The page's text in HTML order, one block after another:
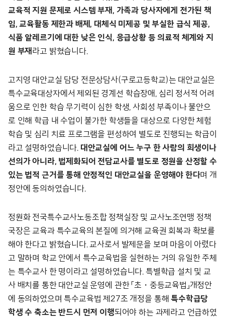
교육적 지원 문제로 시스템 부재, 가족과 당사자에게 전가된 책
임, 교육활동 제한과 배제, 대체식 미제공 및 부실한 급식 제공,
식품 알레르기에 대한 낮은 인식, 응급상황 등 의료적 체계와 지
원 부재 라고 밝혔습니다.
고지영 대안교실 담당 전문상담사(구로고등학교)는 대안교실은
특수교육대상자에서 제외된 경계선 학습장애, 심리 정서적 어려
움으로 인한 학습 무기력이 심한 학생, 사회성 부족이나 불안으
로 인해 학급 내 수업이 불가한 학생들을 대상으로 다양한 체험
학습 및 심리 치료 프로그램을 편성하여 별도로 진행되는 학급이
라고 설명하였습니다. 대안교실에 어느 누구 한 사람의 희생이나
선의가 아니라, 법제화되어 전담교사를 별도로 정원을 산정할 수
있는 법적 근거를 통해 안정적인 대안교실을 운영해야 한다며 개
정안에 동의하였습니다.
정원화 전국특수교사노동조합 정책실장 및 교사노조연맹 정책
국장은 교육과 특수교육의 본질에 의거해 교육권 회복과 확보를
해야 한다고 밝혔습니다. 교사로서 발제문을 보며 마음이 아렸다
고 말하며 학교 안에서 특수교육법을 실현하는 거의 유일한 주체
는 특수교사 한 명이라고 설명하였습니다. 특별학급 설치 및 교
사 배치를 통한 대안교실 운영에 관한 「초・중등교육법」개정안
에 동의하였으며 특수교육법 제27조 개정을 통해특수학급당
학생 수 축소는 반드시 먼저 이행되어야 하는 과제라고 언급하였